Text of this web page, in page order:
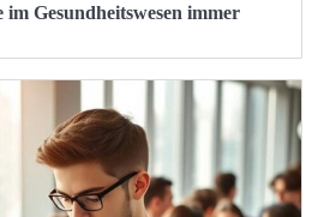
Gesundheitswesen immer